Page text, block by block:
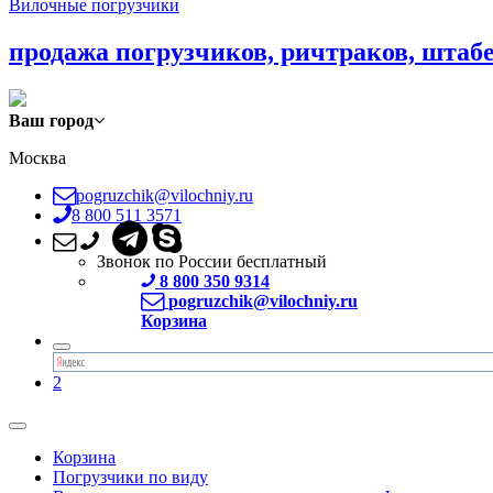
Вилочные погрузчики
продажа погрузчиков, ричтраков,
Ваш город
Москва
pogruzchik@vilochniy.ru
8 800 511 3571
Звонок по России бесплатный
8 800 350 9314
pogruzchik@vilochniy.ru
Корзина
2
Корзина
Погрузчики по виду